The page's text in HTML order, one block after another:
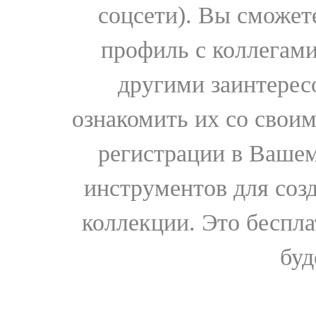
соцсети). Вы
профиль с
другими
ознакомить их со
регистрации в
инструментов для
коллекции. Это